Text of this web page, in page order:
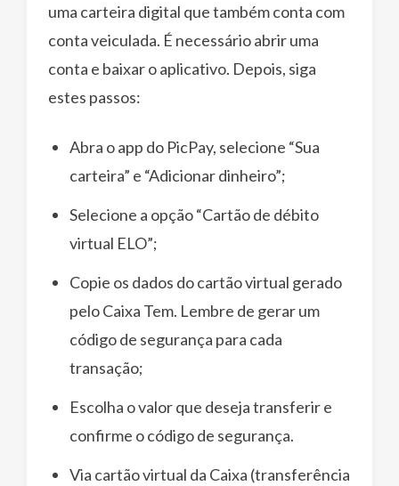
uma carteira digital que também conta com
conta veiculada. É necessário abrir uma
conta e baixar o aplicativo. Depois, siga
estes passos:
Abra o app do PicPay, selecione “Sua
carteira” e “Adicionar dinheiro”;
Selecione a opção “Cartão de débito
virtual ELO”;
Copie os dados do cartão virtual gerado
pelo Caixa Tem. Lembre de gerar um
código de segurança para cada
transação;
Escolha o valor que deseja transferir e
confirme o código de segurança.
Via cartão virtual da Caixa (transferência